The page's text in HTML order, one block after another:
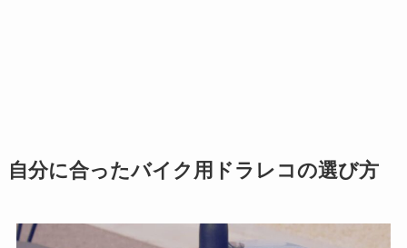
自分に合ったバイク用ドラレコの選び方